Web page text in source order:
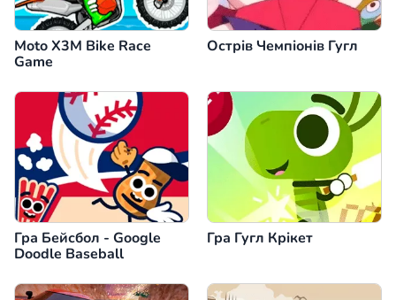
Moto X3M Bike Race
Game
Острів Чемпіонів Гугл
Гра Бейсбол - Google
Doodle Baseball
Гра Гугл Крікет